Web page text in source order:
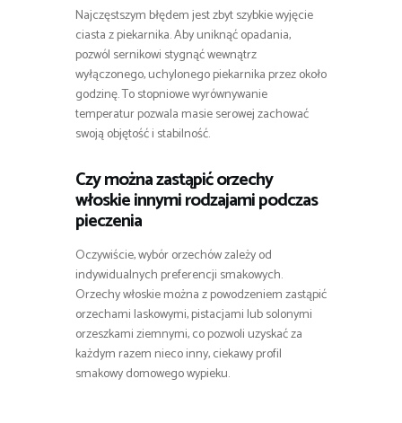
Najczęstszym błędem jest zbyt szybkie wyjęcie
ciasta z piekarnika. Aby uniknąć opadania,
pozwól sernikowi stygnąć wewnątrz
wyłączonego, uchylonego piekarnika przez około
godzinę. To stopniowe wyrównywanie
temperatur pozwala masie serowej zachować
swoją objętość i stabilność.
Czy można zastąpić orzechy
włoskie innymi rodzajami podczas
pieczenia
Oczywiście, wybór orzechów zależy od
indywidualnych preferencji smakowych.
Orzechy włoskie można z powodzeniem zastąpić
orzechami laskowymi, pistacjami lub solonymi
orzeszkami ziemnymi, co pozwoli uzyskać za
każdym razem nieco inny, ciekawy profil
smakowy domowego wypieku.